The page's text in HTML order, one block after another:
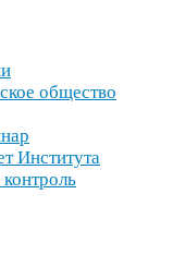
общество
Института